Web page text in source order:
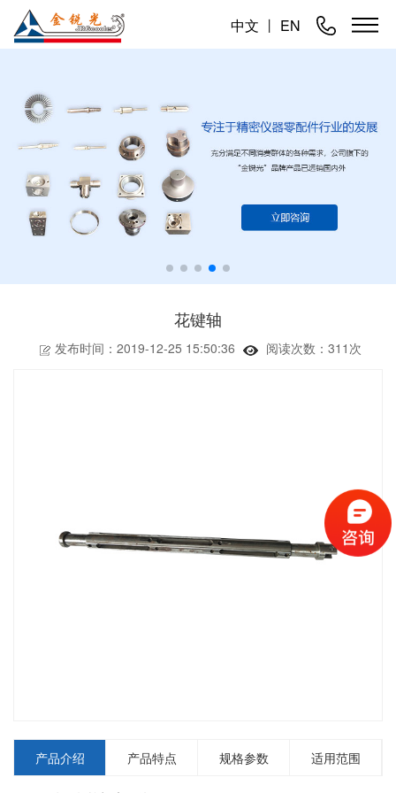
中文 丨 EN
花键轴
发布时间：2019-12-25 15:50:36 阅读次数： 311次
产品介绍 产品特点 规格参数 适用范围